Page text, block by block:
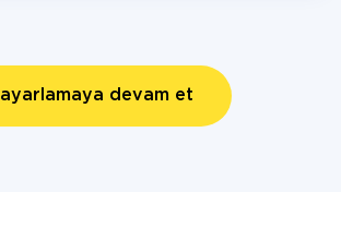
ayarlamaya devam et